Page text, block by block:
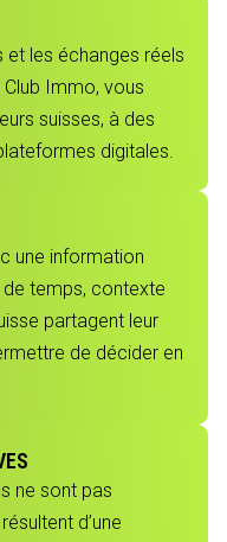
et les échanges réels
Immo, vous
suisses, à des
digitales.
une information
de temps, contexte
partagent leur
de décider en
ne sont pas
d’une